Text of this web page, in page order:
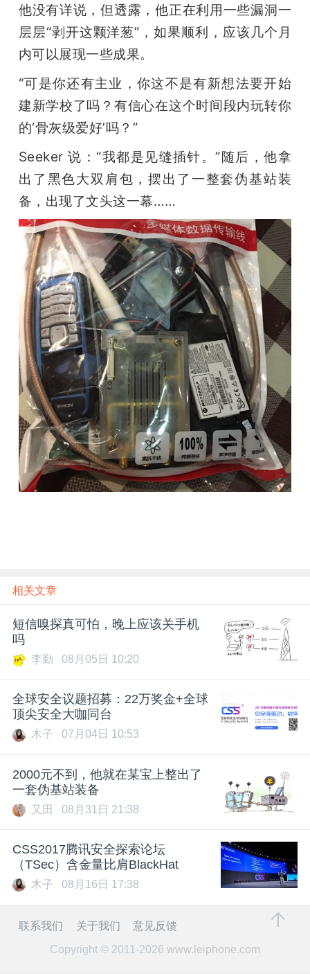
他没有详说，但透露，他正在利用一些漏洞一
层层“剥开这颗洋葱”，如果顺利，应该几个月
内可以展现一些成果。
“可是你还有主业，你这不是有新想法要开始
建新学校了吗？有信心在这个时间段内玩转你
的‘骨灰级爱好’吗？”
Seeker 说：“我都是见缝插针。”随后，他拿
出了黑色大双肩包，摆出了一整套伪基站装
备，出现了文头这一幕……
相关文章
短信嗅探真可怕，晚上应该关手机
吗
李勤 08月05日 10:20
全球安全议题招募：22万奖金+全球
顶尖安全大咖同台
木子 07月04日 10:53
2000元不到，他就在某宝上整出了
一套伪基站装备
又田 08月31日 21:38
CSS2017腾讯安全探索论坛
（TSec）含金量比肩BlackHat
木子 08月16日 17:38
联系我们 关于我们
意见反馈
Copyright © 2011-2026 www.leiphone.com